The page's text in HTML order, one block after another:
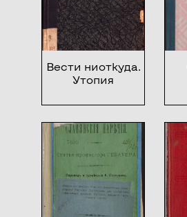
Вести ниоткуда.
Утопия